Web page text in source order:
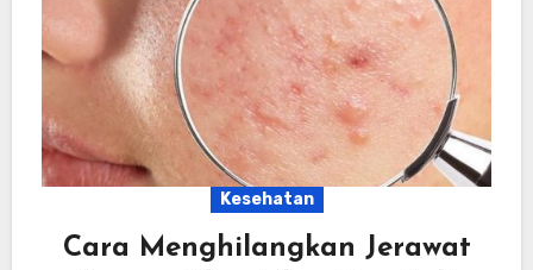
Kesehatan
Cara Menghilangkan Jerawat